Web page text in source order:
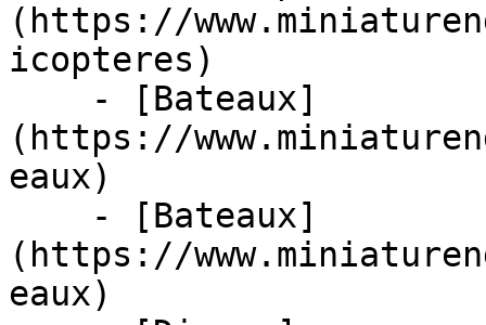
(https://
icopteres)
(https://
eaux)
(https://
eaux)